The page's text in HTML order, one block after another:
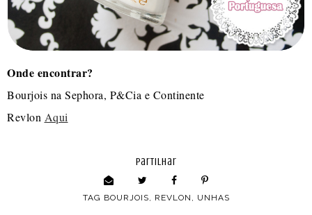
Onde encontrar?
Bourjois na Sephora, P&Cia e Continente
Revlon Aqui
partilhar
TAG BOURJOIS, REVLON , UNHAS